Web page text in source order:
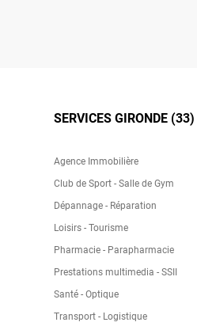
SERVICES GIRONDE (33)
Agence Immobilière
Club de Sport - Salle de Gym
Dépannage - Réparation
Loisirs - Tourisme
Pharmacie - Parapharmacie
Prestations multimedia - SSII
Santé - Optique
Transport - Logistique